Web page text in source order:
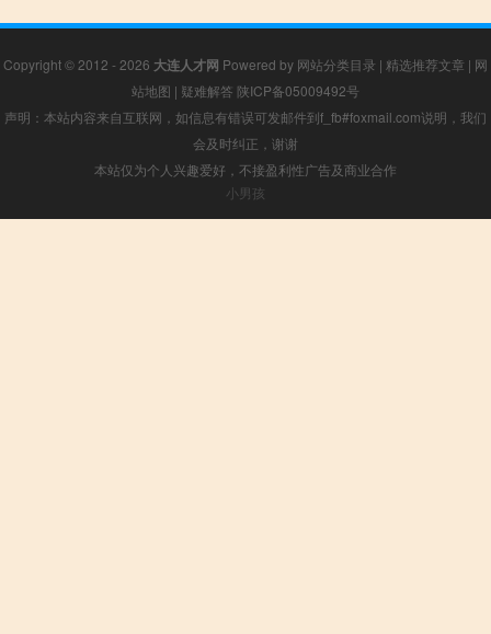
Copyright © 2012 - 2026 大连人才网 Powered by 网站分类目录 | 精选推荐文章 | 网
站地图 | 疑难解答 陕ICP备05009492号
声明：本站内容来自互联网，如信息有错误可发邮件到f_fb#foxmail.com说明，我们
会及时纠正，谢谢
本站仅为个人兴趣爱好，不接盈利性广告及商业合作
小男孩